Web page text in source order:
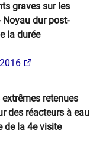
graves sur les
dur post-
la durée
retenues
des réacteurs à eau
de la 4e visite